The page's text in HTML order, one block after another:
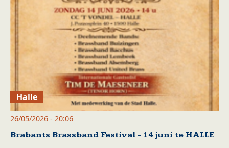
Halle
26/05/2026 - 20:06
Brabants Brassband Festival - 14 juni te HALLE